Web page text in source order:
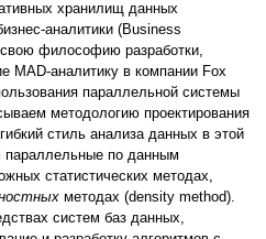
хранилищ данных
аналитики (Business
философию разработки,
MAD-аналитику в компании Fox
параллельной системы
методологию проектирования
стиль анализа данных в этой
по данным
статистических методах,
методах (density method).
систем баз данных,